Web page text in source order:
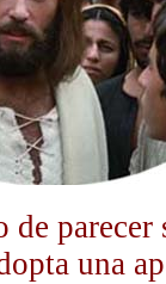
de parecer
una